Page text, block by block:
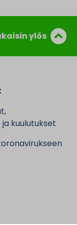
ylös
kuulutukset